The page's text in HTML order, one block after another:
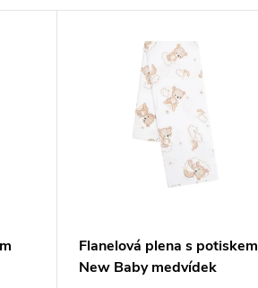
Flanelová plena s potiskem
New Baby medvídek